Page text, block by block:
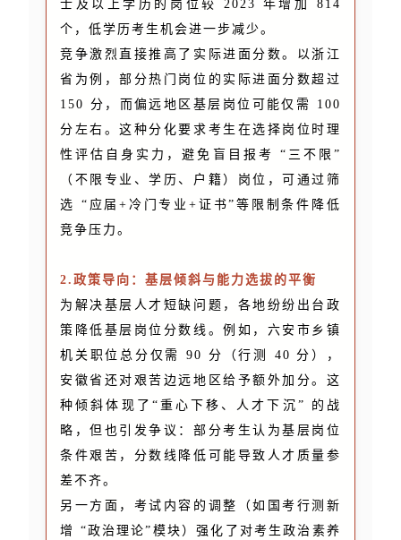
士及以上学历的岗位较 2023 年增加 814
个，低学历考生机会进一步减少。
竞争激烈直接推高了实际进面分数。以浙江
省为例，部分热门岗位的实际进面分数超过
150 分，而偏远地区基层岗位可能仅需 100
分左右。这种分化要求考生在选择岗位时理
性评估自身实力，避免盲目报考 “三不限”
（不限专业、学历、户籍）岗位，可通过筛
选 “应届+冷门专业+证书”等限制条件降低
竞争压力。
2.政策导向：基层倾斜与能力选拔的平衡
为解决基层人才短缺问题，各地纷纷出台政
策降低基层岗位分数线。例如，六安市乡镇
机关职位总分仅需 90 分（行测 40 分），
安徽省还对艰苦边远地区给予额外加分。这
种倾斜体现了“重心下移、人才下沉” 的战
略，但也引发争议：部分考生认为基层岗位
条件艰苦，分数线降低可能导致人才质量参
差不齐。
另一方面，考试内容的调整（如国考行测新
增 “政治理论”模块）强化了对考生政治素养